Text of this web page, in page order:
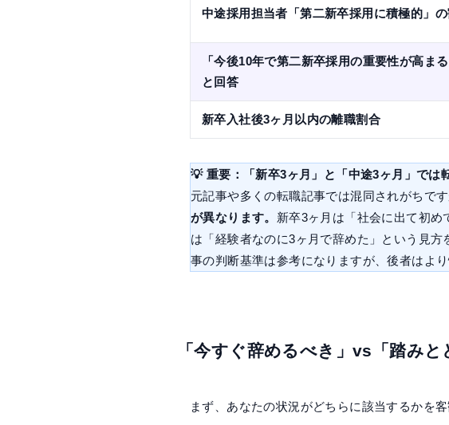
中途採用担当者「第二新卒採用に積極的」
「今後10年で第二新卒採用の重要性が高まる
と回答
新卒入社後3ヶ月以内の離職割合
💡 重要：「新卒3ヶ月」と「中途3ヶ月」では
元記事や多くの転職記事では混同されがちです
が異なります。 新卒3ヶ月は「社会に出て初め
は「経験者なのに3ヶ月で辞めた」という見
事の判断基準は参考になりますが、後者はよ
「今すぐ辞めるべき」vs「踏み
まず、あなたの状況がどちらに該当するかを